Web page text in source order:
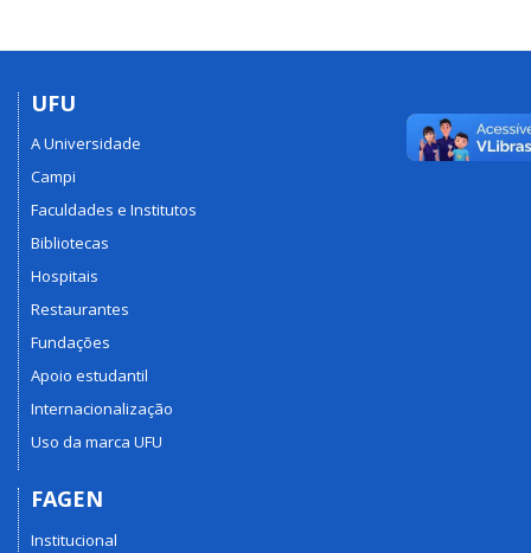
UFU
A Universidade
Campi
Faculdades e Institutos
Bibliotecas
Hospitais
Restaurantes
Fundações
Apoio estudantil
Internacionalização
Uso da marca UFU
FAGEN
Institucional